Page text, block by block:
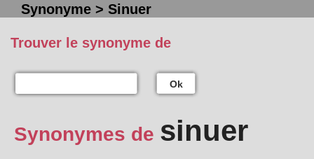
Synonyme > Sinuer
Trouver le synonyme de
Ok
Synonymes de sinuer